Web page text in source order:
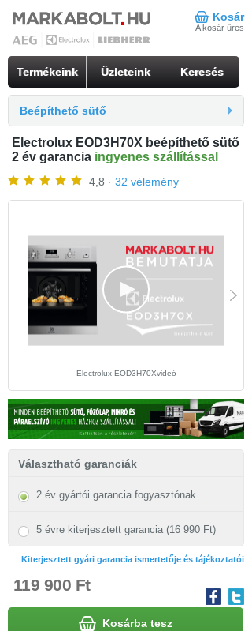
Kosár
A kosár üres
Termékeink Üzleteink Keresés
Beépíthető sütő
Electrolux EOD3H70X beépíthető sütő
2 év garancia ingyenes szállítással
4,8 · 32 vélemény
Electrolux EOD3H70Xvideó
Választható garanciák
2 év gyártói garancia fogyasztónak
5 évre kiterjesztett garancia (16 990 Ft)
Kiterjesztett gyári garancia ismertetője és tájékoztatói
119 900 Ft
Kosárba tesz